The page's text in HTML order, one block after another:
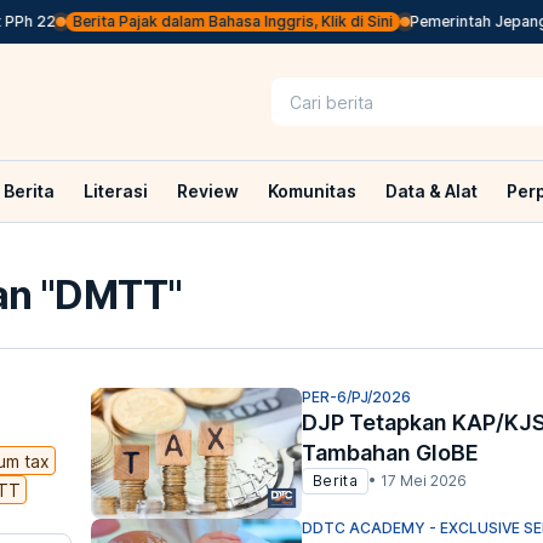
22 Berita Pajak dalam Bahasa Inggris, Klik di Sini Pemerintah Jepang
Berita Literasi Review Komunitas Data & Alat
"DMTT"
tax
PER-6/PJ/2026
DJP Tetapkan KAP/
Tambahan GloBE
Berita • 17 Mei 2026
DDTC ACADEMY - EXCLUSIVE